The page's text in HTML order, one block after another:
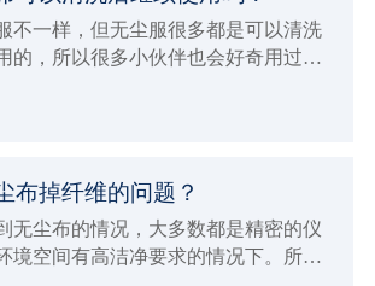
不一样，但无尘服很多都是可以清洗
的，所以很多小伙伴也会好奇用过的
对无尘布产品有个基本的认识和了
布掉纤维的问题？
无尘布的情况，大多数都是精密的仪
境空间有高洁净要求的情况下。所以